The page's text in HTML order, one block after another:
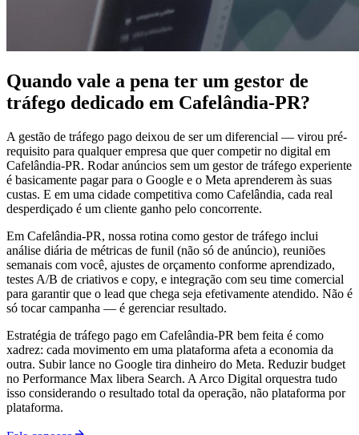
Quando vale a pena ter um gestor de
tráfego dedicado em Cafelândia-PR?
A gestão de tráfego pago deixou de ser um diferencial — virou pré-
requisito para qualquer empresa que quer competir no digital em
Cafelândia-PR. Rodar anúncios sem um gestor de tráfego experiente
é basicamente pagar para o Google e o Meta aprenderem às suas
custas. E em uma cidade competitiva como Cafelândia, cada real
desperdiçado é um cliente ganho pelo concorrente.
Em Cafelândia-PR, nossa rotina como gestor de tráfego inclui
análise diária de métricas de funil (não só de anúncio), reuniões
semanais com você, ajustes de orçamento conforme aprendizado,
testes A/B de criativos e copy, e integração com seu time comercial
para garantir que o lead que chega seja efetivamente atendido. Não é
só tocar campanha — é gerenciar resultado.
Estratégia de tráfego pago em Cafelândia-PR bem feita é como
xadrez: cada movimento em uma plataforma afeta a economia da
outra. Subir lance no Google tira dinheiro do Meta. Reduzir budget
no Performance Max libera Search. A Arco Digital orquestra tudo
isso considerando o resultado total da operação, não plataforma por
plataforma.